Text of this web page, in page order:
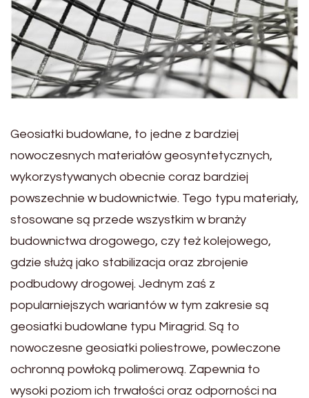
Geosiatki budowlane, to jedne z bardziej
nowoczesnych materiałów geosyntetycznych,
wykorzystywanych obecnie coraz bardziej
powszechnie w budownictwie. Tego typu materiały,
stosowane są przede wszystkim w branży
budownictwa drogowego, czy też kolejowego,
gdzie służą jako stabilizacja oraz zbrojenie
podbudowy drogowej. Jednym zaś z
popularniejszych wariantów w tym zakresie są
geosiatki budowlane typu Miragrid. Są to
nowoczesne geosiatki poliestrowe, powleczone
ochronną powłoką polimerową. Zapewnia to
wysoki poziom ich trwałości oraz odporności na